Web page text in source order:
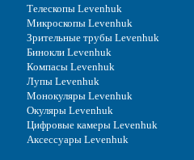
Телескопы Levenhuk
Микроскопы Levenhuk
Зрительные трубы Levenhuk
Бинокли Levenhuk
Компасы Levenhuk
Лупы Levenhuk
Монокуляры Levenhuk
Окуляры Levenhuk
Цифровые камеры Levenhuk
Аксессуары Levenhuk